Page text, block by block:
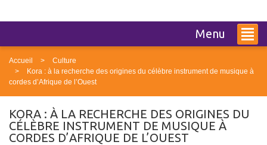
Menu
Accueil
Culture
Kora : à la recherche des origines du célèbre instrument de musique à
cordes d’Afrique de l’Ouest
KORA : À LA RECHERCHE DES ORIGINES DU
CÉLÈBRE INSTRUMENT DE MUSIQUE À
CORDES D’AFRIQUE DE L’OUEST